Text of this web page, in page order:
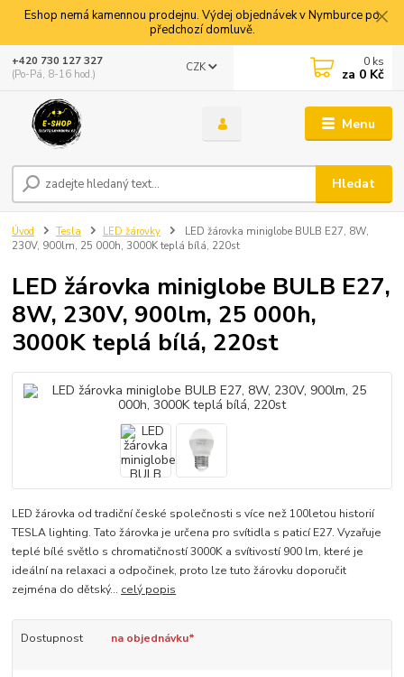
Eshop nemá kamennou prodejnu. Výdej objednávek v Nymburce po
předchozí domluvě.
Menu
CZK
Hledat
+420 730 127 327
(Po-Pá, 8-16 hod.)
0 ks
za 0 Kč
Úvod Tesla LED žárovky
LED žárovka miniglobe BULB E27, 8W,
230V, 900lm, 25 000h, 3000K teplá bílá, 220st
LED žárovka miniglobe BULB E27,
8W, 230V, 900lm, 25 000h,
3000K teplá bílá, 220st
LED žárovka od tradiční české společnosti s více než 100letou historií
TESLA lighting. Tato žárovka je určena pro svítidla s paticí E27. Vyzařuje
teplé bílé světlo s chromatičností 3000K a svítivostí 900 lm, které je
ideální na relaxaci a odpočinek, proto lze tuto žárovku doporučit
zejména do dětský... celý popis
Dostupnost na objednávku*